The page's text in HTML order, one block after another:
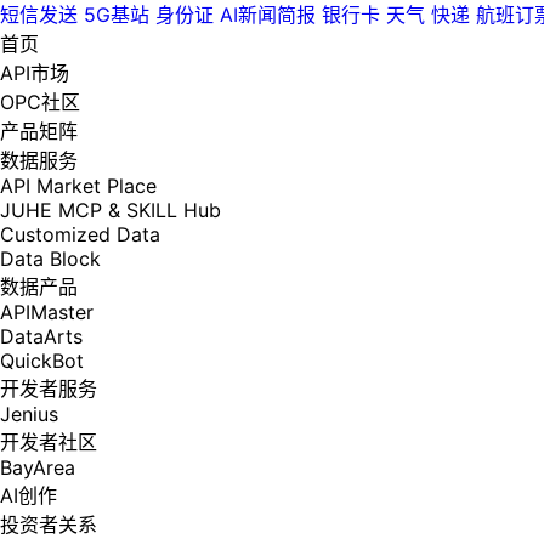
短信发送 5G基站 身份证 AI新闻简报 银行卡 天气 快递 航班订
首页
API市场
OPC社区
产品矩阵
数据服务
API Market Place
JUHE MCP & SKILL Hub
Customized Data
Data Block
数据产品
APIMaster
DataArts
QuickBot
开发者服务
Jenius
开发者社区
BayArea
AI创作
投资者关系